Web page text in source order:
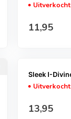
Uitverkocht
Normale
11,95
Sleek I-
Uitverkocht
Normale
13,95